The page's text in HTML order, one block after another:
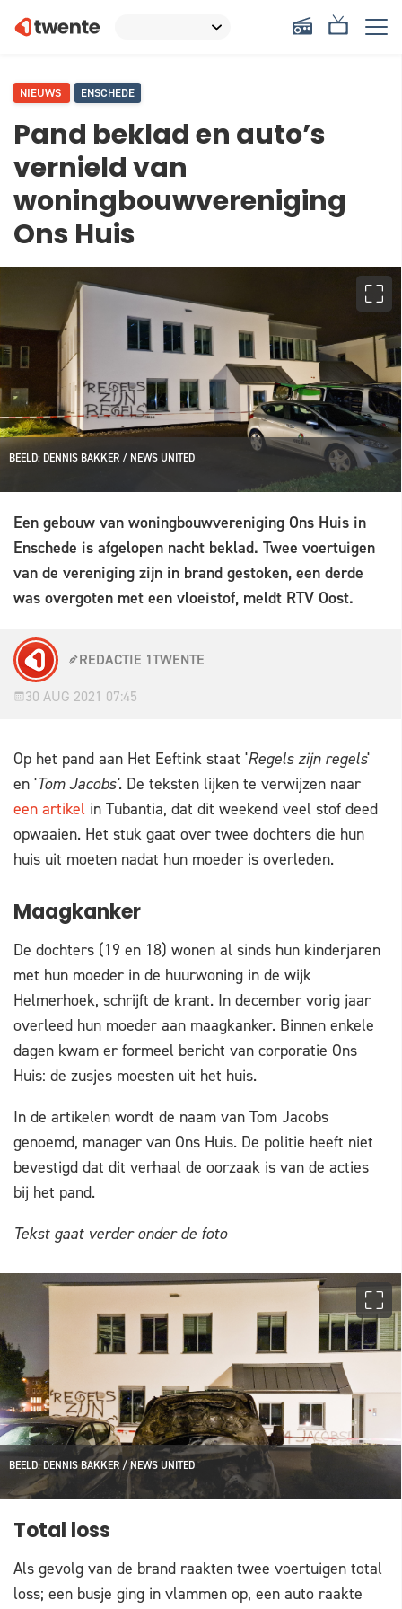
NIEUWS ENSCHEDE
Pand beklad en auto’s
vernield van
woningbouwvereniging
Ons Huis
BEELD: DENNIS BAKKER / NEWS UNITED
Een gebouw van woningbouwvereniging Ons Huis in
Enschede is afgelopen nacht beklad. Twee voertuigen
van de vereniging zijn in brand gestoken, een derde
was overgoten met een vloeistof, meldt RTV Oost.
REDACTIE 1TWENTE
30 AUG 2021 07:45
Op het pand aan Het Eeftink staat 'Regels zijn regels'
en 'Tom Jacobs'. De teksten lijken te verwijzen naar
een artikel in Tubantia, dat dit weekend veel stof deed
opwaaien. Het stuk gaat over twee dochters die hun
huis uit moeten nadat hun moeder is overleden.
Maagkanker
De dochters (19 en 18) wonen al sinds hun kinderjaren
met hun moeder in de huurwoning in de wijk
Helmerhoek, schrijft de krant. In december vorig jaar
overleed hun moeder aan maagkanker. Binnen enkele
dagen kwam er formeel bericht van corporatie Ons
Huis: de zusjes moesten uit het huis.
In de artikelen wordt de naam van Tom Jacobs
genoemd, manager van Ons Huis. De politie heeft niet
bevestigd dat dit verhaal de oorzaak is van de acties
bij het pand.
Tekst gaat verder onder de foto
BEELD: DENNIS BAKKER / NEWS UNITED
Total loss
Als gevolg van de brand raakten twee voertuigen total
loss; een busje ging in vlammen op, een auto raakte